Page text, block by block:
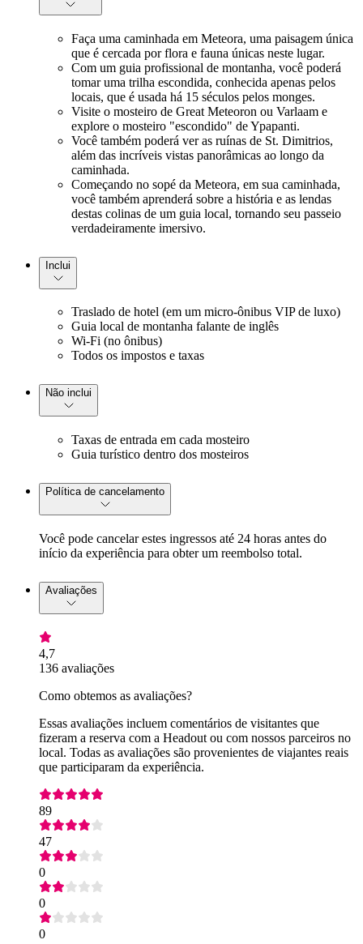
Faça uma caminhada em Meteora, uma paisagem única
que é cercada por flora e fauna únicas neste lugar.
Com um guia profissional de montanha, você poderá
tomar uma trilha escondida, conhecida apenas pelos
locais, que é usada há 15 séculos pelos monges.
Visite o mosteiro de Great Meteoron ou Varlaam e
explore o mosteiro "escondido" de Ypapanti.
Você também poderá ver as ruínas de St. Dimitrios,
além das incríveis vistas panorâmicas ao longo da
caminhada.
Começando no sopé da Meteora, em sua caminhada,
você também aprenderá sobre a história e as lendas
destas colinas de um guia local, tornando seu passeio
verdadeiramente imersivo.
Inclui
Traslado de hotel (em um micro-ônibus VIP de luxo)
Guia local de montanha falante de inglês
Wi-Fi (no ônibus)
Todos os impostos e taxas
Não inclui
Taxas de entrada em cada mosteiro
Guia turístico dentro dos mosteiros
Política de cancelamento
Você pode cancelar estes ingressos até 24 horas antes do
início da experiência para obter um reembolso total.
Avaliações
4,7
136 avaliações
Como obtemos as avaliações?
Essas avaliações incluem comentários de visitantes que
fizeram a reserva com a Headout ou com nossos parceiros no
local. Todas as avaliações são provenientes de viajantes reais
que participaram da experiência.
89
47
0
0
0